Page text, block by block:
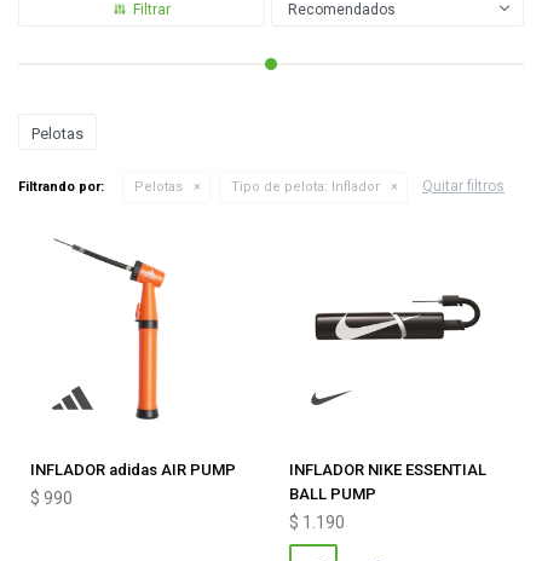
Recomendados
Pelotas
Filtrando por: Pelotas Tipo de pelota: Inflador Quitar filtros
INFLADOR adidas AIR PUMP
$ 990
INFLADOR NIKE ESSENTIAL
BALL PUMP
$ 1.190